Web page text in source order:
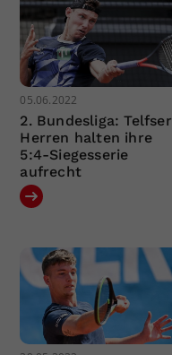
05.06.2022
2. Bundesliga: Telfser
Herren halten ihre
5:4-Siegesserie
aufrecht